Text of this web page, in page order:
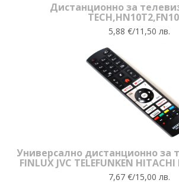
Дистанционно за
5,88 €/11,50 лв.
Универсално дистанционно за
FINLUX JVC TELEFUNKEN
7,67 €/15,00 лв.